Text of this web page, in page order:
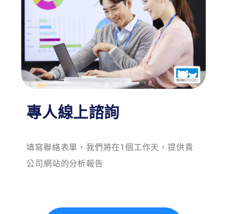
專人線上諮詢
填寫聯絡表單，我們將在1個工作天，提供貴
公司網站的分析報告